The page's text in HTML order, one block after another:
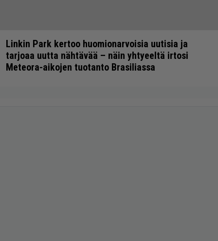
Linkin Park kertoo huomionarvoisia uutisia ja
tarjoaa uutta nähtävää – näin yhtyeeltä irtosi
Meteora-aikojen tuotanto Brasiliassa